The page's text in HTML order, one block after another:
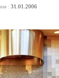
: 31.01.2006